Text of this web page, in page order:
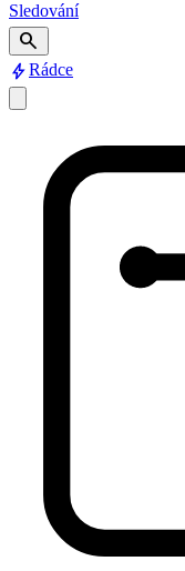
Sledování
search
boltRádce